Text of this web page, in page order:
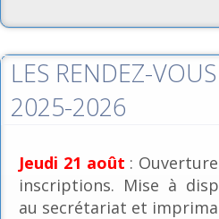
LES RENDEZ-
2025-2026
Jeudi 21 août :
inscriptions. Mise à
au secrétariat et